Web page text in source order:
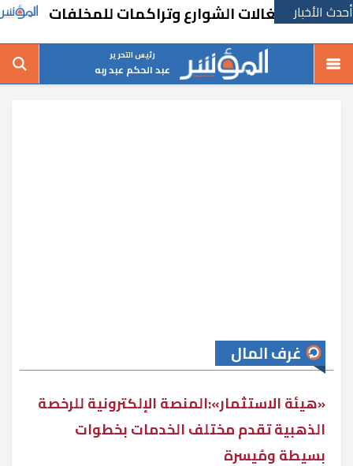
أحدث الأخبار
رئيس التحرير
عبد الحكم عبد ربه
غرف المال
«هيئة الاستثمار»:المنصة الإلكترونية للرخصة
الذهبية تقدم مختلف الخدمات بخطوات
بسيطة ومُيسرة